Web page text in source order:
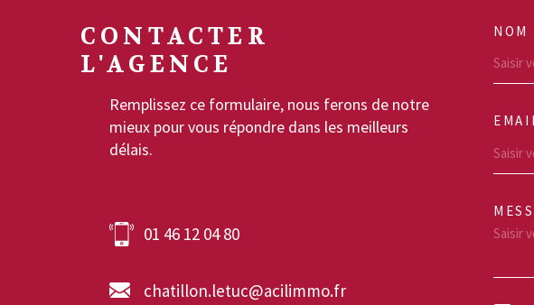
CONTACTER
L'AGENCE
Remplissez ce formulaire, nous ferons de notre
mieux pour vous répondre dans les meilleurs
délais.
01 46 12 04 80
chatillon.letuc@acilimmo.fr
NOM